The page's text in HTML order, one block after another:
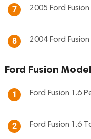
7 2005 Ford Fusion
8 2004 Ford Fusion
Ford Fusion
1 Ford Fusion 1.6
2 Ford Fusion 1.6